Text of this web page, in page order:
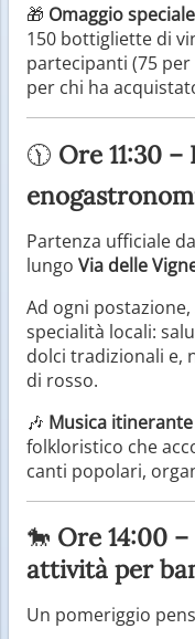
🎁 Omaggio
150 bottigliette di
partecipanti (75
per chi ha
🕦 Ore 11:30
Partenza ufficiale
lungo Via delle
Ad ogni
specialità locali:
dolci tradizionali e,
di rosso.
🎶 Musica itinerante
folkloristico che
canti popolari,
🐎 Ore 14:00
attività per
Un pomeriggio